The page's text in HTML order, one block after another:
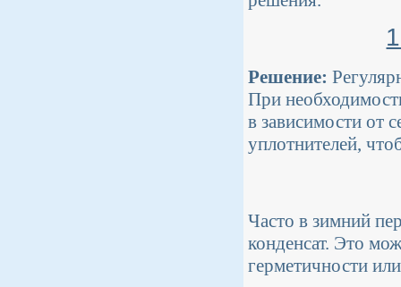
Решение:
При
в зависимости от
уплотнителей,
Часто в зимний
конденсат. Это
герметичности